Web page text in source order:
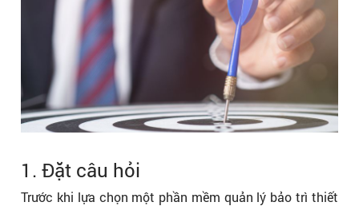
1. Đặt câu hỏi
Trước khi lựa chọn một phần mềm quản lý bảo trì thiết